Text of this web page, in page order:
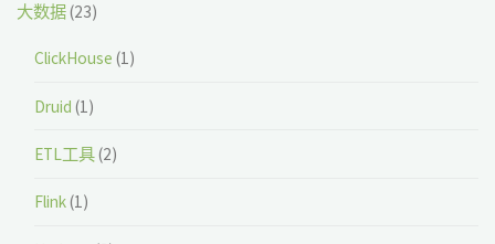
大数据(23)
ClickHouse (1)
Druid (1)
ETL工具(2)
Flink(1)